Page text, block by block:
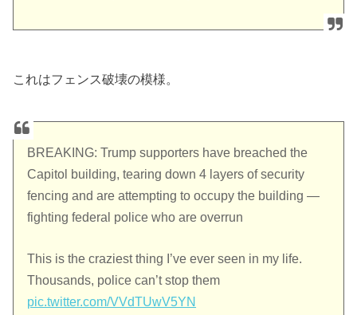
これはフェンス破壊の模様。
BREAKING: Trump supporters have breached the
Capitol building, tearing down 4 layers of security
fencing and are attempting to occupy the building —
fighting federal police who are overrun
This is the craziest thing I’ve ever seen in my life.
Thousands, police can’t stop them
pic.twitter.com/VVdTUwV5YN